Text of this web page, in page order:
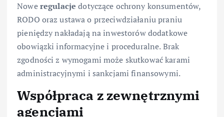
Noweregulacje dotyczące ochrony konsumentów,
RODO oraz ustawa o przeciwdziałaniu praniu
pieniędzy nakładają na inwestorów dodatkowe
obowiązki informacyjne i proceduralne. Brak
zgodności z wymogami może skutkować karami
administracyjnymi i sankcjami finansowymi.
Współpraca z zewnętrznymi
agencjami